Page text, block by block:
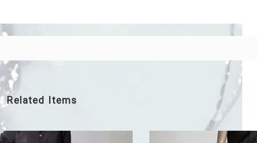
Related Items